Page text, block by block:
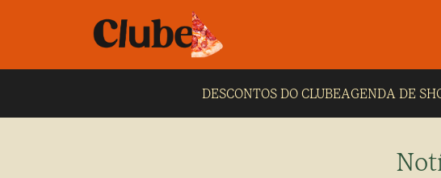
DESCONTOS DO CLUBEAGENDA DE